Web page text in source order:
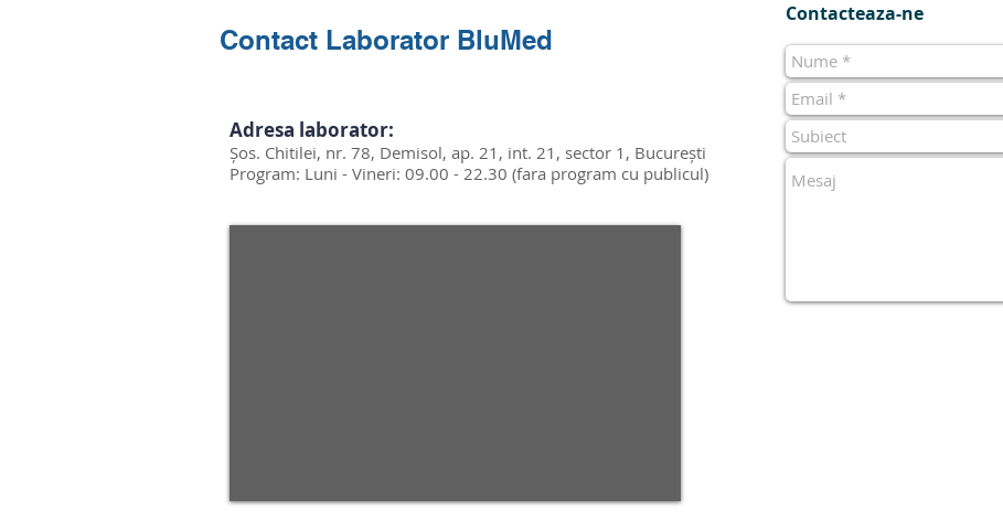
Contacteaza-ne
Contact Laborator BluMed
Adresa laborator:
Șos. Chitilei, nr. 78, Demisol, ap. 21, int. 21, sector 1, București
Program: Luni - Vineri: 09.00 - 22.30 (fara program cu publicul)